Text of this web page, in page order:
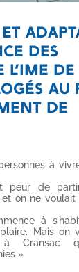
DES
L’IME DE
AU
DE
à
peur de
et on ne
à
Mais on
à Cransac
»